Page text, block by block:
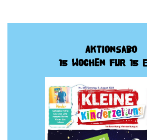
Aktionsabo
15 Wochen für 15